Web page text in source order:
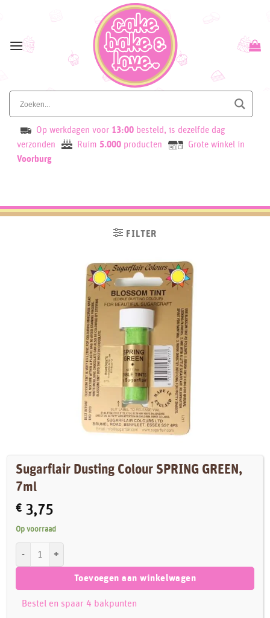
content
Op werkdagen voor 13:00 besteld, is dezelfde dag
verzonden
Ruim 5.000 producten
Grote winkel in
Voorburg
FILTER
Sugarflair Dusting Colour SPRING GREEN,
7ml
€ 3,75
Op voorraad
Toevoegen aan winkelwagen
Bestel en spaar 4 bakpunten